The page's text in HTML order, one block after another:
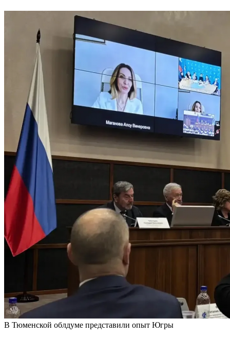
В Тюменской облдуме представили опыт Югры